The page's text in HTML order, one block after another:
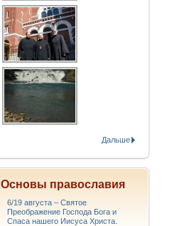
Дальше
Основы православия
6/19 августа – Святое
Преображение Господа Бога и
Спаса нашего Иисуса Христа.